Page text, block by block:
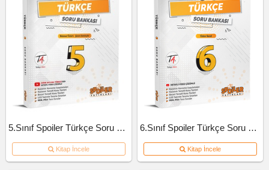
5.Sınıf Spoiler Türkçe Soru Bankası
Kitap İncele
6.Sınıf Spoiler Türkçe Soru Bankası
Kitap İncele